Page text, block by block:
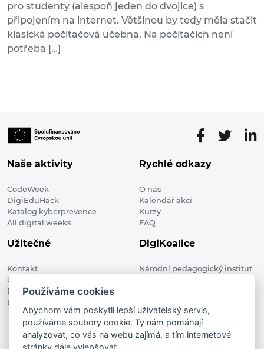
pro studenty (alespoň jeden do dvojice) s
připojením na internet. Většinou by tedy měla stačit
klasická počítačová učebna. Na počítačích není
potřeba […]
Naše aktivity
CodeWeek
DigiEduHack
Katalog kyberprevence
All digital weeks
Rychlé odkazy
O nás
Kalendář akcí
Kurzy
FAQ
Užitečné
Kontakt
Členské organizace
Blog
Digitalizace ve vzdělávání
DigiKoalice
Národní pedagogický institut
DigiKoalice 2021. All rights reserved
Vstup do administrace
Používáme cookies
Abychom vám poskytli lepší uživatelský servis,
používáme soubory cookie. Ty nám pomáhají
analyzovat, co vás na webu zajímá, a tím internetové